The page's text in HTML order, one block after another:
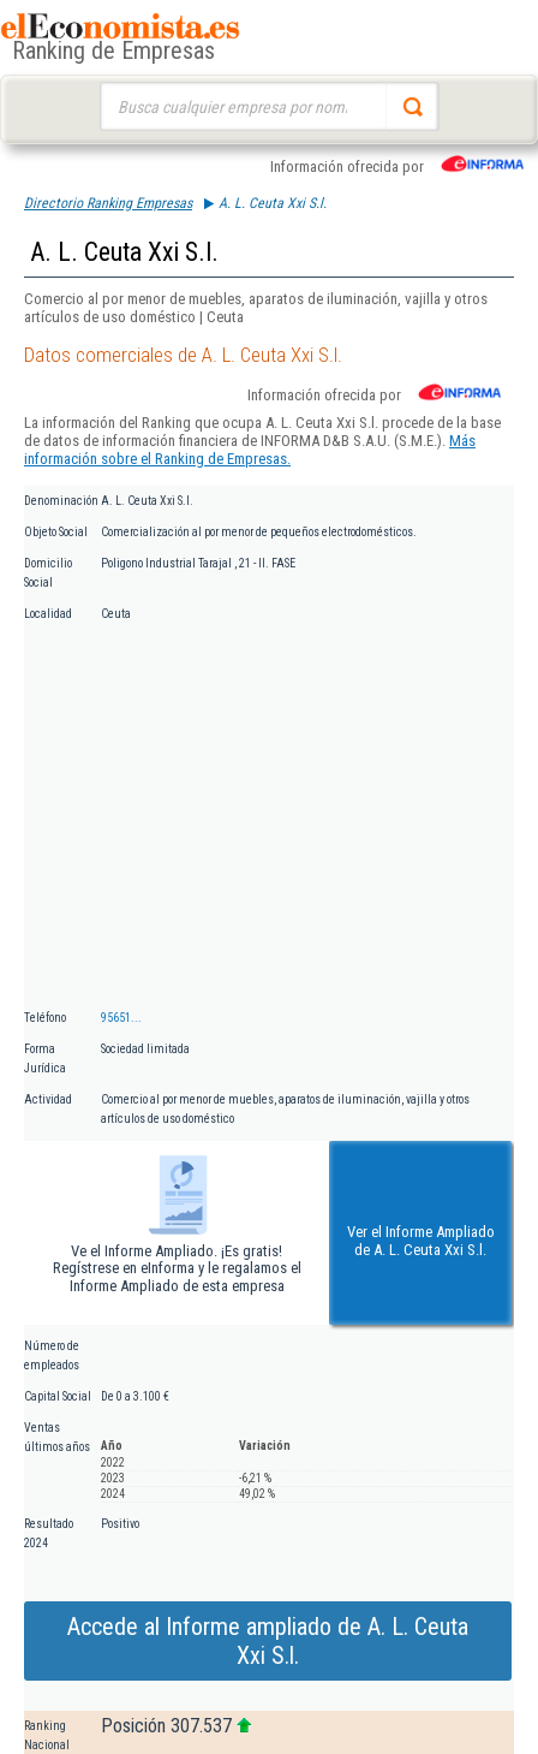
Ranking de Empresas
Información ofrecida por
Directorio Ranking Empresas A. L. Ceuta Xxi S.l.
A. L. Ceuta Xxi S.l.
Comercio al por menor de muebles, aparatos de iluminación, vajilla y otros
artículos de uso doméstico | Ceuta
Datos comerciales de A. L. Ceuta Xxi S.l.
Información ofrecida por
La información del Ranking que ocupa A. L. Ceuta Xxi S.l. procede de la base
de datos de información financiera de INFORMA D&B S.A.U. (S.M.E.). Más
información sobre el Ranking de Empresas.
Denominación A. L. Ceuta Xxi S.l.
Objeto Social Comercialización al por menor de pequeños electrodomésticos.
Domicilio
Social
Poligono Industrial Tarajal , 21 - II. FASE
Localidad Ceuta
Teléfono 95651...
Forma
Jurídica
Sociedad limitada
Actividad
Comercio al por menor de muebles, aparatos de iluminación, vajilla y otros
artículos de uso doméstico
Ve el Informe Ampliado. ¡Es gratis!
Regístrese en eInforma y le regalamos el
Informe Ampliado de esta empresa
Ver el Informe Ampliado
de A. L. Ceuta Xxi S.l.
Número de
empleados
Capital Social De 0 a 3.100 €
Ventas
últimos años
Año
Variación
2022
2023
-6,21 %
2024
49,02 %
Resultado
2024
Positivo
Accede al Informe ampliado de A. L. Ceuta
Xxi S.l.
Ranking
Nacional
Posición 307.537